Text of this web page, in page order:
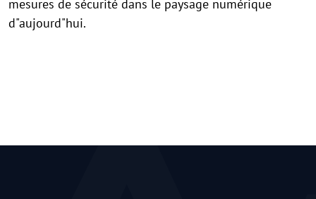
mesures de sécurité dans le paysage numérique
d"aujourd"hui.